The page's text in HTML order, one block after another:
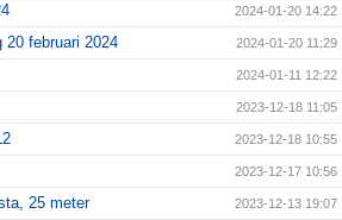
2024-01-20 14:22
februari 2024 2024-01-20 11:29
2024-01-11 12:22
2023-12-18 11:05
2023-12-18 10:55
2023-12-17 10:56
25 meter 2023-12-13 19:07